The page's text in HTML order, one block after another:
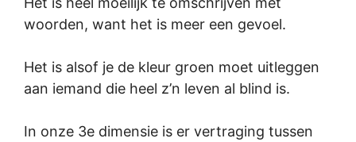
woorden, want het is meer een gevoel.
Het is alsof je de kleur groen moet uitleggen
aan iemand die heel z’n leven al blind is.
In onze 3e dimensie is er vertraging tussen